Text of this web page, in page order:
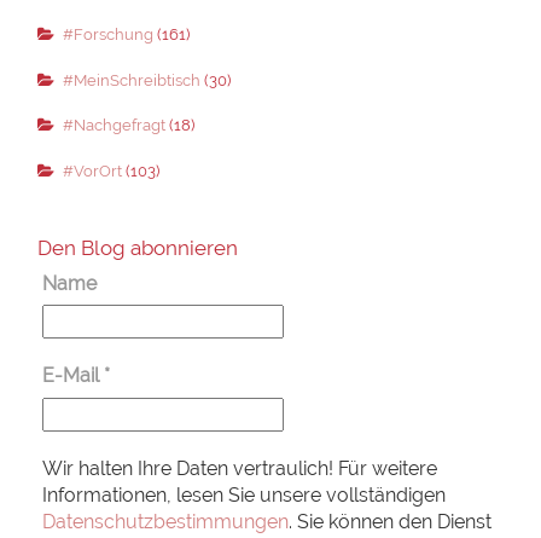
#Forschung (161)
#MeinSchreibtisch (30)
#Nachgefragt(18)
#VorOrt(103)
Den Blog abonnieren
Name
E-Mail *
Wir halten Ihre Daten vertraulich! Für weitere
Informationen, lesen Sie unsere vollständigen
Datenschutzbestimmungen. Sie können den Dienst